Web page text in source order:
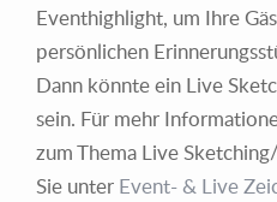
Eventhighlight, um Ihre
persönlichen
Dann könnte ein Live
sein. Für mehr
zum Thema Live
Sie unter Event- & Live